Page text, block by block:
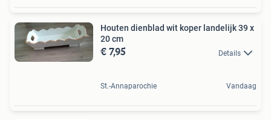
Houten dienblad wit koper landelijk 39 x
20 cm
€ 7,95 Details
St.-Annaparochie Vandaag